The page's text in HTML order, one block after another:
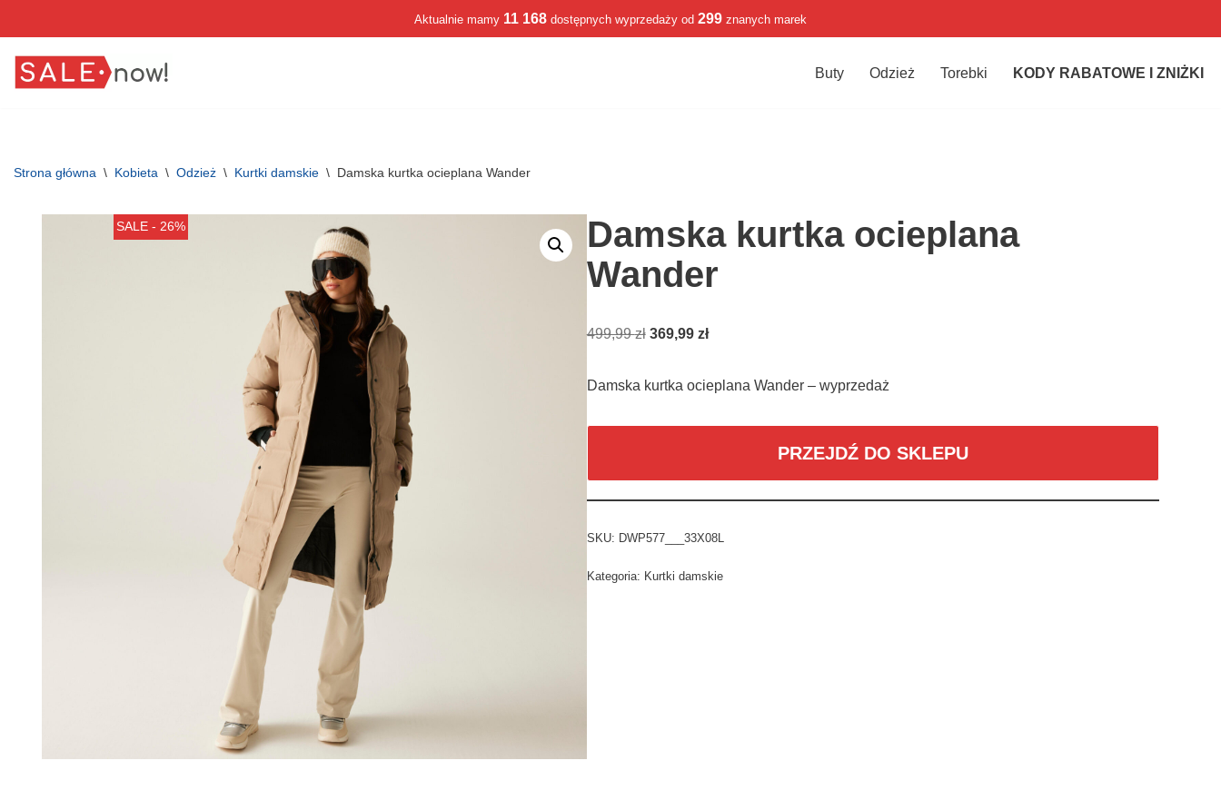
do
Aktualnie mamy 11 168 dostępnych wyprzedaży od 299 znanych marek
Buty Odzież Torebki KODY RABATOWE I ZNIŻKI
Strona główna \ Kobieta \ Odzież \ Kurtki damskie \ Damska kurtka ocieplana Wander
SALE - 26%
Damska kurtka ocieplana
Wander
499,99zł 369,99 zł
Damska kurtka ocieplana Wander – wyprzedaż
PRZEJDŹ DO SKLEPU
SKU: DWP577___33X08L
Kategoria: Kurtki damskie